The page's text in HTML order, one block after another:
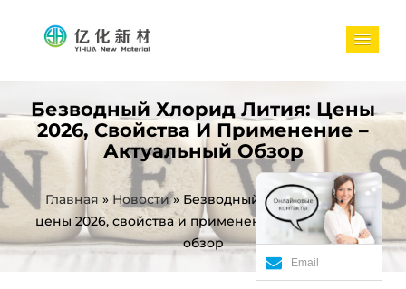
Безводный Хлорид Лития: Цены
2026, Свойства И Применение –
Актуальный Обзор
Главная » Новости» Безводный хлорид лития:
цены 2026, свойства и применение – актуальный
обзор
Email